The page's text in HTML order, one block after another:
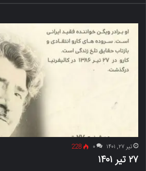
تیر ۲۷, ۱۴۰۱ ۰ 228
۲۷ تیر ۱۴۰۱